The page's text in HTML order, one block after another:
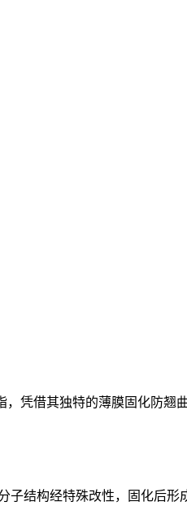
凭借其独特的薄膜固化防翘
结构经特殊改性，固化后